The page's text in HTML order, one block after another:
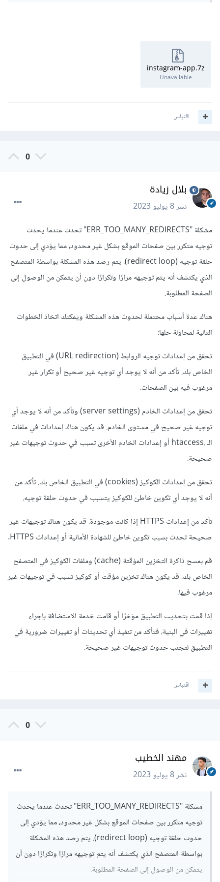
instagram-app.7z
Unavailable
اقتباس
0
بلال زيادة
نشر8 يوليو 2023
مشكلة "ERR_TOO_MANY_REDIRECTS" تحدث عندما يحدث
توجيه متكرر بين صفحات الموقع بشكل غير محدود، مما يؤدي إلى حدوث
حلقة توجيه (redirect loop). يتم رصد هذه المشكلة بواسطة المتصفح
الذي يكتشف أنه يتم توجيهه مرارًا وتكرارًا دون أن يتمكن من الوصول إلى
الصفحة المطلوبة.
هناك عدة أسباب محتملة لحدوث هذه المشكلة ويمكنك اتخاذ الخطوات
التالية لمحاولة حلها:
تحقق من إعدادات توجيه الروابط (URL redirection) في التطبيق
الخاص بك. تأكد من أنه لا يوجد أي توجيه غير صحيح أو تكرار غير
مرغوب فيه بين الصفحات.
تحقق من إعدادات الخادم (server settings) وتأكد من أنه لا يوجد أي
توجيه غير صحيح في مستوى الخادم. قد يكون هناك إعدادات في ملفات
الـ .htaccess أو إعدادات الخادم الأخرى تسبب في حدوث توجيهات غير
صحيحة.
تحقق من إعدادات الكوكيز (cookies) في التطبيق الخاص بك. تأكد من
أنه لا يوجد أي تكوين خاطئ للكوكيز يتسبب في حدوث حلقة توجيه.
تأكد من إعدادات HTTPS إذا كانت موجودة. قد يكون هناك توجيهات غير
صحيحة تحدث بسبب تكوين خاطئ للشهادة الأمانية أو إعدادات HTTPS.
قم بمسح ذاكرة التخزين المؤقتة (cache) وملفات الكوكيز في المتصفح
الخاص بك. قد يكون هناك تخزين مؤقت أو كوكيز تسبب في توجيهات غير
مرغوب فيها.
إذا قمت بتحديث التطبيق مؤخرًا أو قامت خدمة الاستضافة بإجراء
تغييرات في البنية، فتأكد من تنفيذ أي تحديثات أو تغييرات ضرورية في
التطبيق لتجنب حدوث توجيهات غير صحيحة.
اقتباس
0
مهند الخطيب
نشر8 يوليو 2023
مشكلة "ERR_TOO_MANY_REDIRECTS" تحدث عندما يحدث
توجيه متكرر بين صفحات الموقع بشكل غير محدود، مما يؤدي إلى
حدوث حلقة توجيه (redirect loop). يتم رصد هذه المشكلة
بواسطة المتصفح الذي يكتشف أنه يتم توجيهه مرارًا وتكرارًا دون أن
يتمكن من الوصول إلى الصفحة المطلوبة.